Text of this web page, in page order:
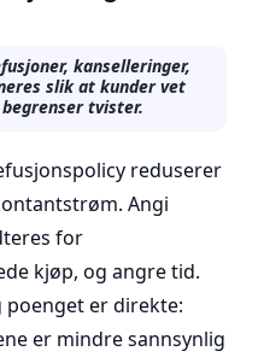
kanselleringer,
slik at kunder vet
tvister.
reduserer
Angi
for
kjøp, og angre tid.
er direkte:
er mindre sannsynlig